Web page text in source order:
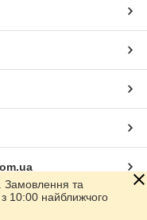
Замовлення та
10:00 найближчого